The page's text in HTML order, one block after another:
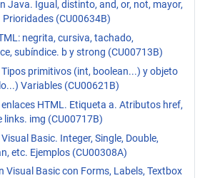
Java. Igual, distinto, and, or, not, mayor,
(CU00634B)
negrita, cursiva, tachado,
subíndice. b y strong (CU00713B)
primitivos (int, boolean...) y objeto
Variables (CU00621B)
HTML. Etiqueta a. Atributos href,
img (CU00717B)
Basic. Integer, Single, Double,
etc. Ejemplos (CU00308A)
Visual Basic con Forms, Labels, Textbox